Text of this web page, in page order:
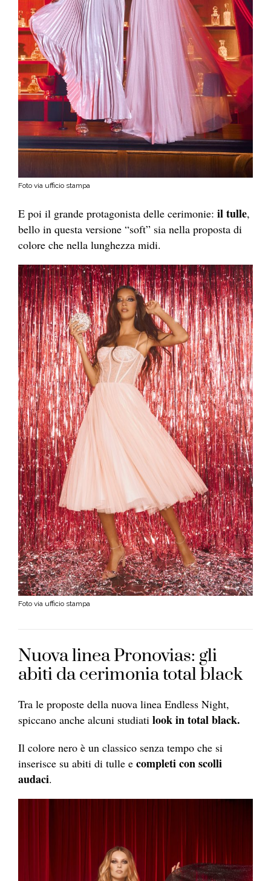
Foto via ufficio stampa
E poi il grande protagonista delle cerimonie: il tulle,
bello in questa versione “soft” sia nella proposta di
colore che nella lunghezza midi.
Foto via ufficio stampa
Nuova linea Pronovias: gli
abiti da cerimonia total black
Tra le proposte della nuova linea Endless Night,
spiccano anche alcuni studiati look in total black.
Il colore nero è un classico senza tempo che si
inserisce su abiti di tulle e completi con scolli
audaci.